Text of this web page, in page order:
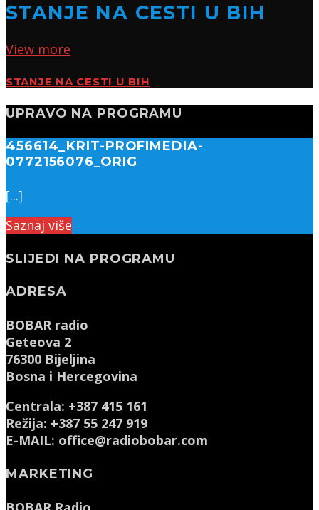
STANJE NA CESTI U BIH
View more
STANJE NA CESTI U BIH
UPRAVO NA PROGRAMU
456614_KRIT-PROFIMEDIA-
0772156076_ORIG
[...]
Saznaj više
SLIJEDI NA PROGRAMU
ADRESA
BOBAR radio
Geteova 2
76300 Bijeljina
Bosna i Hercegovina
Centrala: +387 415 161
Režija: +387 55 247 919
E-MAIL: office@radiobobar.com
MARKETING